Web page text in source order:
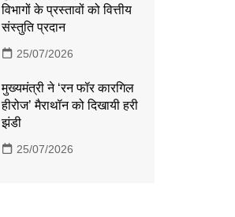
विभागों के प्रस्तावों को वित्तीय
संस्तुति प्रदान
25/07/2026
मुख्यमंत्री ने ‘रन फॉर कारगिल
हीरोज’ मैराथॉन को दिखायी हरी
झंडी
25/07/2026